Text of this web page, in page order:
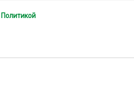
Политикой